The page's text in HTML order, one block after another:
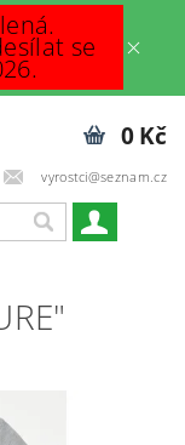
se
vyrostci@seznam.cz
0 Kč